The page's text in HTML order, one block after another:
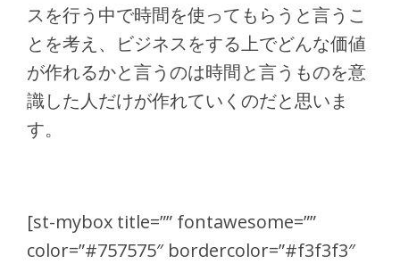
スを行う中で時間を使ってもらうと言うこ
とを考え、ビジネスをする上でどんな価値
が作れるかと言うのは時間と言うものを意
識した人だけが作れていくのだと思いま
す。
[st-mybox title=”” fontawesome=””
color=”#757575″ bordercolor=”#f3f3f3″